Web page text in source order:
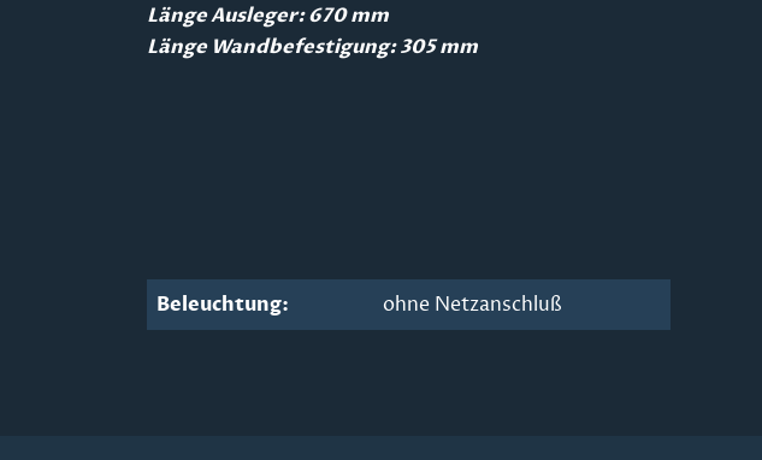
Länge Ausleger: 670 mm
Länge Wandbefestigung: 305 mm
Beleuchtung: ohne Netzanschluß